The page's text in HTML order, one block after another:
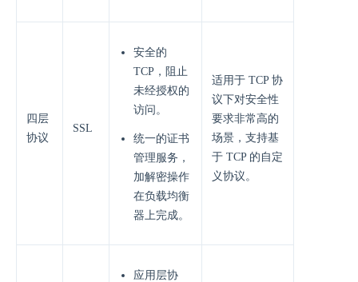
四层
协议
SSL
安全的
TCP，阻止
未经授权的
访问。
统一的证书
管理服务，
加解密操作
在负载均衡
器上完成。
适用于 TCP 协
议下对安全性
要求非常高的
场景，支持基
于 TCP 的自定
义协议。
应用层协